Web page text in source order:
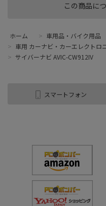
この商品に
ホーム > 車用品・バイク用品
> 車用 カーナビ・カーエレクトロ
> サイバーナビ AVIC-CW912IV
スマートフォン